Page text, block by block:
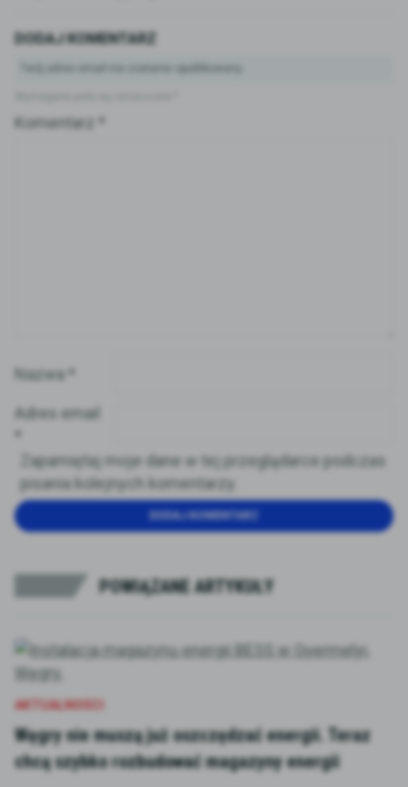
DODAJ KOMENTARZ
Komentarz *
Nazwa *
Adres email
*
Zapamiętaj moje dane w tej przeglądarce podczas
pisania kolejnych komentarzy.
POWIĄZANE ARTYKUŁY
AKTUALNOŚCI
Węgry nie muszą już oszczędzać energii. Teraz
chcą szybko rozbudować magazyny energii